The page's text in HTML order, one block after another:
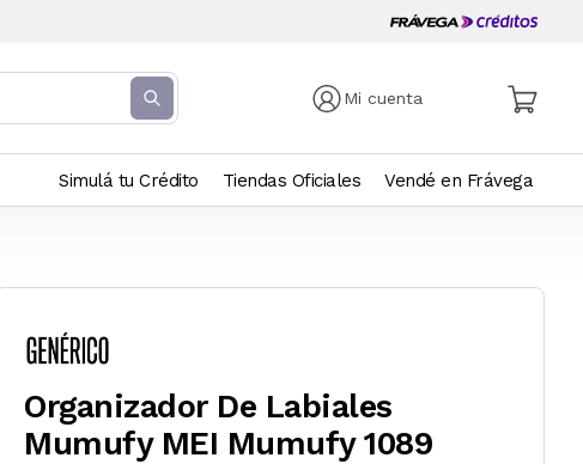
Mi cuenta
Simulá tu Crédito Tiendas Oficiales Vendé en Frávega
Organizador De Labiales
Mumufy MEI Mumufy 1089